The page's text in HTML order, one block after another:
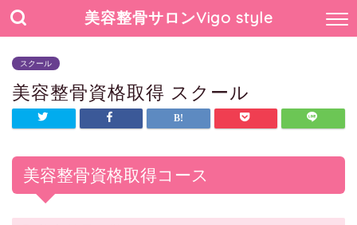
美容整骨サロンVigo style
スクール
美容整骨資格取得 スクール
美容整骨資格取得コース